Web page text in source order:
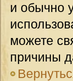
и обычно
можете
причины